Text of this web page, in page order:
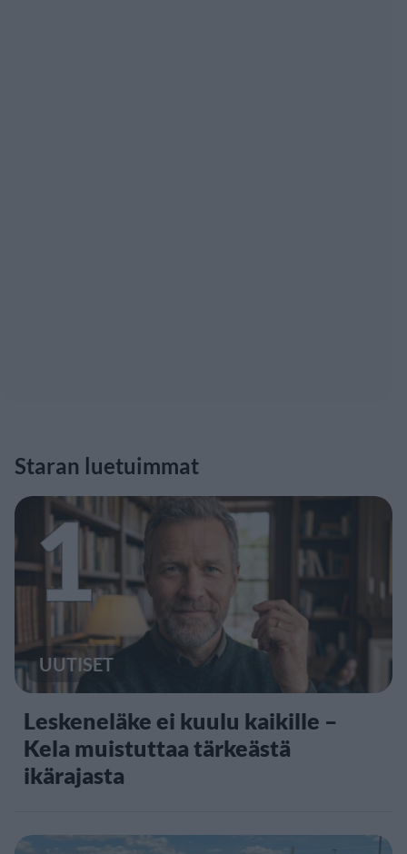
Staran luetuimmat
1
UUTISET
Leskeneläke ei kuulu kaikille –
Kela muistuttaa tärkeästä
ikärajasta